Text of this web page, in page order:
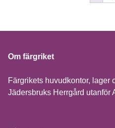
Om färgriket
Färgrikets huvudkontor, lager
Jädersbruks Herrgård utanför